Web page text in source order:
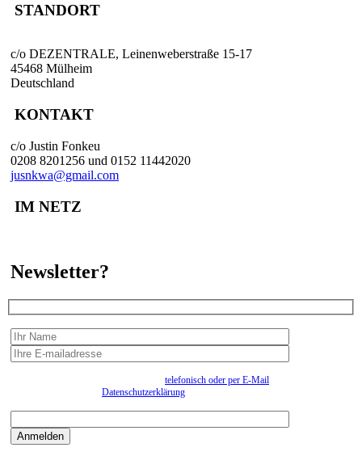
STANDORT
c/o DEZENTRALE, Leinenweberstraße 15-17
45468 Mülheim
Deutschland
KONTAKT
c/o Justin Fonkeu
0208 8201256 und 0152 11442020
jusnkwa@gmail.com
IM NETZ
Newsletter?
telefonisch oder per E-Mail
Datenschutzerklärung